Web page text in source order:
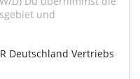
und
Deutschland Vertriebs